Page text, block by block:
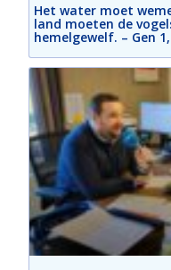
Het water moet
land moeten de
hemelgewelf. – Gen